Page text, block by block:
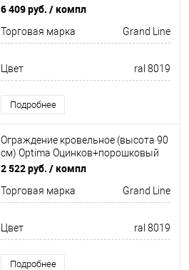
Оцинков+порошковый окрас
6 409 руб. / компл
Торговая марка Grand Line
Цвет ral 8019
Подробнее
Ограждение кровельное (высота 90
см) Optima Оцинков+порошковый
окрас 2000мм Grand Line
2 522 руб. / компл
Торговая марка Grand Line
Цвет ral 8019
Подробнее